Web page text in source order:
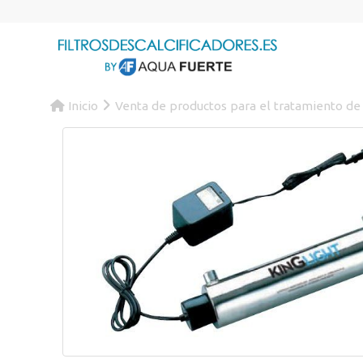
Inicio Venta de productos para el tratamiento de